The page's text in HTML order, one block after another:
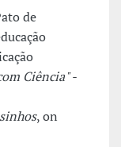
de
Ciência" -
, on